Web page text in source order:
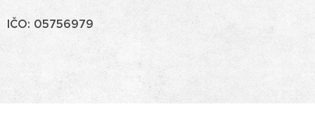
IČO: 05756979